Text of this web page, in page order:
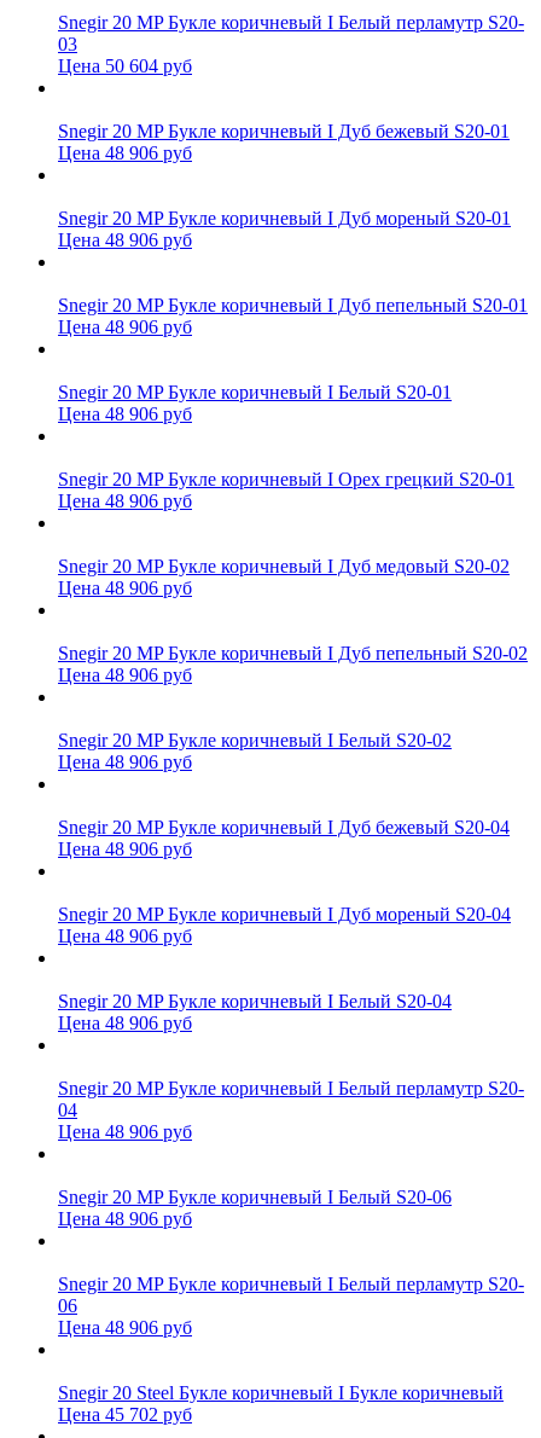
Snegir 20 MP Букле коричневый I Белый перламутр S20-
03
Цена 50 604 руб
Snegir 20 MP Букле коричневый I Дуб бежевый S20-01
Цена 48 906 руб
Snegir 20 MP Букле коричневый I Дуб мореный S20-01
Цена 48 906 руб
Snegir 20 MP Букле коричневый I Дуб пепельный S20-01
Цена 48 906 руб
Snegir 20 MP Букле коричневый I Белый S20-01
Цена 48 906 руб
Snegir 20 MP Букле коричневый I Орех грецкий S20-01
Цена 48 906 руб
Snegir 20 MP Букле коричневый I Дуб медовый S20-02
Цена 48 906 руб
Snegir 20 MP Букле коричневый I Дуб пепельный S20-02
Цена 48 906 руб
Snegir 20 MP Букле коричневый I Белый S20-02
Цена 48 906 руб
Snegir 20 MP Букле коричневый I Дуб бежевый S20-04
Цена 48 906 руб
Snegir 20 MP Букле коричневый I Дуб мореный S20-04
Цена 48 906 руб
Snegir 20 MP Букле коричневый I Белый S20-04
Цена 48 906 руб
Snegir 20 MP Букле коричневый I Белый перламутр S20-
04
Цена 48 906 руб
Snegir 20 MP Букле коричневый I Белый S20-06
Цена 48 906 руб
Snegir 20 MP Букле коричневый I Белый перламутр S20-
06
Цена 48 906 руб
Snegir 20 Steel Букле коричневый I Букле коричневый
Цена 45 702 руб